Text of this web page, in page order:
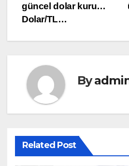
güncel dolar kuru…
Dolar/TL…
By
Related Post